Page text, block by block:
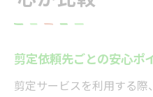
剪定依頼先ごとの安心ポ
剪定サービスを利用する